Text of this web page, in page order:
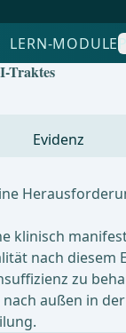
LERN-MODULE
Traktes
Evidenz
klinisch
nach diesem
zu
außen in